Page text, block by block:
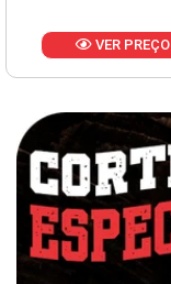
VER PREÇO